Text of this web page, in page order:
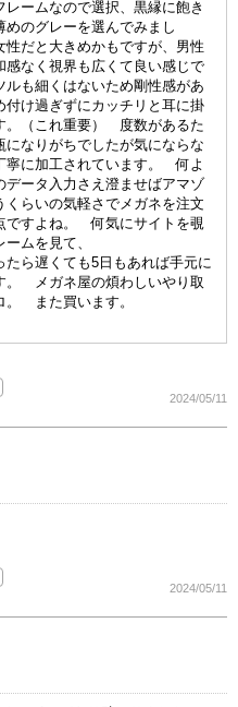
レームなので選択、黒縁に飽き
めのグレーを選んでみまし
だと大きめかもですが、男性
感なく視界も広くて良い感じで
も細くはないため剛性感があ
付け過ぎずにカッチリと耳に掛
。（これ重要） 度数があるた
になりがちでしたが気にならな
寧に加工されています。 何よ
データ入力さえ澄ませばアマゾ
くらいの気軽さでメガネを注文
ですよね。 何気にサイトを覗
ームを見て、
たら遅くても5日もあれば手元に
。 メガネ屋の煩わしいやり取
。 また買います。
2024/05/11
2024/05/11